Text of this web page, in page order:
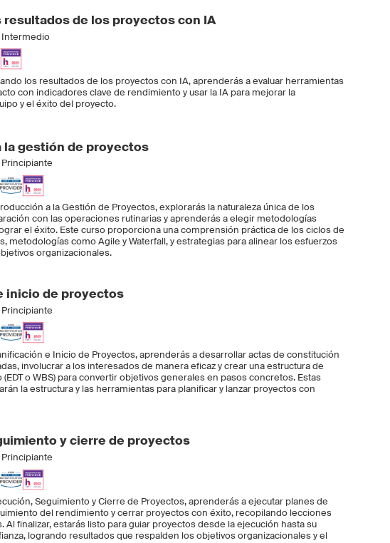
resultados de los proyectos con IA
los resultados de los proyectos con IA, aprenderás a evaluar herramientas
con indicadores clave de rendimiento y usar la IA para mejorar la
y el éxito del proyecto.
la gestión de proyectos
a la Gestión de Proyectos, explorarás la naturaleza única de los
con las operaciones rutinarias y aprenderás a elegir metodologías
el éxito. Este curso proporciona una comprensión práctica de los ciclos de
metodologías como Agile y Waterfall, y estrategias para alinear los esfuerzos
organizacionales.
inicio de proyectos
e Inicio de Proyectos, aprenderás a desarrollar actas de constitución
involucrar a los interesados de manera eficaz y crear una estructura de
o WBS) para convertir objetivos generales en pasos concretos. Estas
la estructura y las herramientas para planificar y lanzar proyectos con
y cierre de proyectos
Seguimiento y Cierre de Proyectos, aprenderás a ejecutar planes de
del rendimiento y cerrar proyectos con éxito, recopilando lecciones
Al finalizar, estarás listo para guiar proyectos desde la ejecución hasta su
logrando resultados que respalden los objetivos organizacionales y el